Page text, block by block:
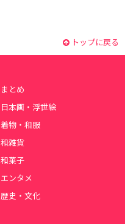
トップに戻る
まとめ
日本画・浮世絵
着物・和服
和雑貨
和菓子
エンタメ
歴史・文化